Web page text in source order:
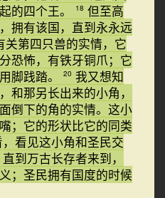
的四个王。
18 但至高
拥有该国，直到永永远
关第四只兽的实情，它
恐怖，有铁牙铜爪；它
脚践踏。
20 我又想知
和那另长出来的小角，
倒下的角的实情。这小
；它的形状比它的同类
看见这小角和圣民交
直到万古长存者来到，
；圣民拥有国度的时候